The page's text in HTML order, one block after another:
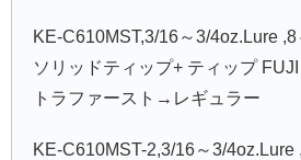
KE-C610MST,3/16～3/4oz.Lure
ソリッドティップ+ ティップ
トラファースト→レギュラー
KE-C610MST-2,3/16～3/4oz.Lure